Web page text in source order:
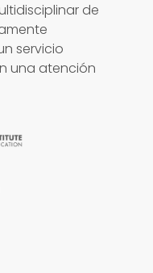
de
servicio
una atención